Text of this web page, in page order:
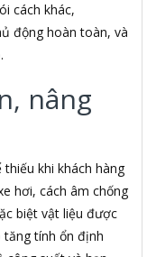
cách khác,
động hoàn toàn, và
nâng
khi khách hàng
hơi, cách âm chống
biệt vật liệu được
tăng tính ổn định